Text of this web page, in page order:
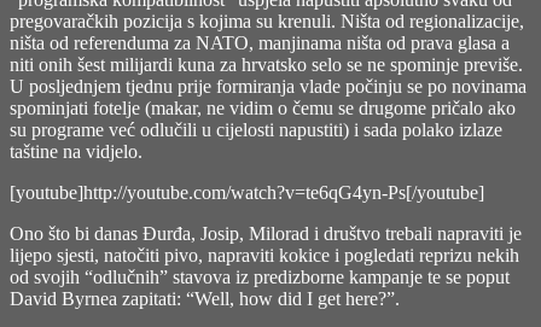
pregovaračkih pozicija s kojima su krenuli. Ništa od regionalizacije,
ništa od referenduma za NATO, manjinama ništa od prava glasa a
niti onih šest milijardi kuna za hrvatsko selo se ne spominje previše.
U posljednjem tjednu prije formiranja vlade počinju se po novinama
spominjati fotelje (makar, ne vidim o čemu se drugome pričalo ako
su programe već odlučili u cijelosti napustiti) i sada polako izlaze
taštine na vidjelo.
[youtube]http://youtube.com/watch?v=te6qG4yn-Ps[/youtube]
Ono što bi danas Đurđa, Josip, Milorad i društvo trebali napraviti je
lijepo sjesti, natočiti pivo, napraviti kokice i pogledati reprizu nekih
od svojih “odlučnih” stavova iz predizborne kampanje te se poput
David Byrnea zapitati: “Well, how did I get here?”.